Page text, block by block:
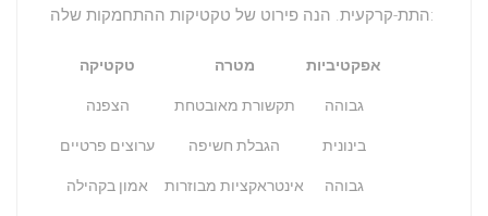
התת-קרקעית. הנה פירוט של טקטיקות ההתחמקות שלה:
טקטיקה מטרה אפקטיביות
הצפנה תקשורת מאובטחת גבוהה
ערוצים פרטיים הגבלת חשיפה בינונית
אמון בקהילה אינטראקציות מבוזרות גבוהה